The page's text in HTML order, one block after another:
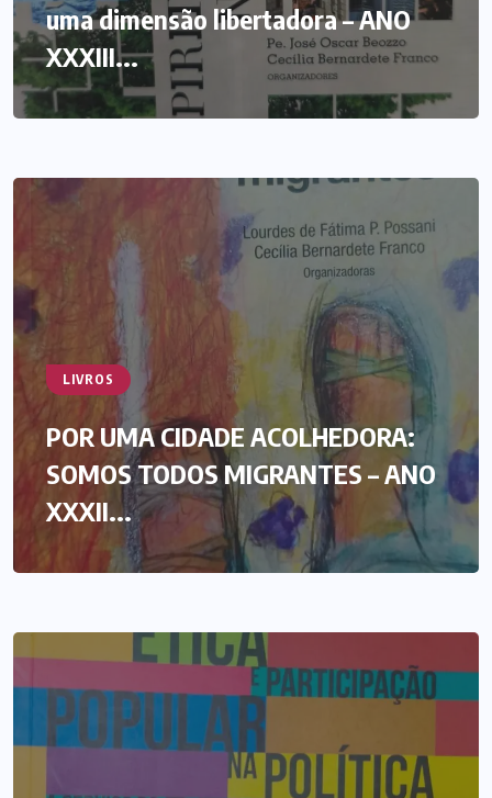
uma dimensão libertadora – ANO
XXXIII...
LIVROS
POR UMA CIDADE ACOLHEDORA:
SOMOS TODOS MIGRANTES – ANO
XXXII...